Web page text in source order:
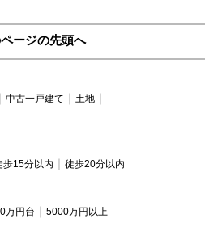
ージの先頭へ
中古一戸建て
土地
歩15分以内 徒歩20分以内
万円台 5000万円以上